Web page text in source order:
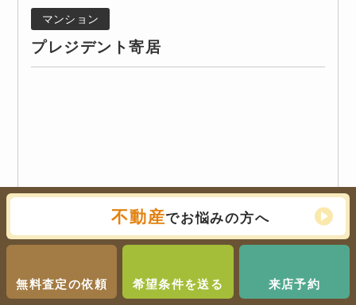
マンション
プレジデント寄居
不動産でお悩みの方へ
無料査定の依頼 希望条件を送る 来店予約